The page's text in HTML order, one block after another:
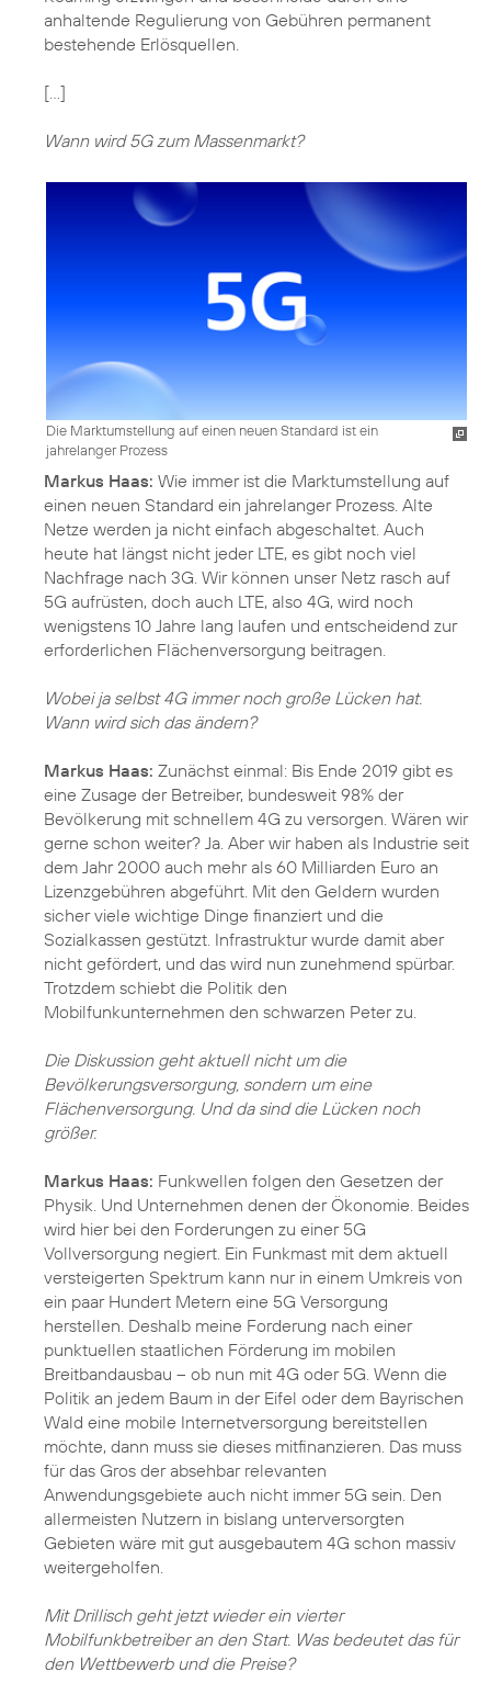
anhaltende Regulierung von Gebühren permanent
bestehende Erlösquellen.
[…]
Wann wird 5G zum Massenmarkt?
Die Marktumstellung auf einen neuen Standard ist ein
jahrelanger Prozess
Markus Haas: Wie immer ist die Marktumstellung auf
einen neuen Standard ein jahrelanger Prozess. Alte
Netze werden ja nicht einfach abgeschaltet. Auch
heute hat längst nicht jeder LTE, es gibt noch viel
Nachfrage nach 3G. Wir können unser Netz rasch auf
5G aufrüsten, doch auch LTE, also 4G, wird noch
wenigstens 10 Jahre lang laufen und entscheidend zur
erforderlichen Flächenversorgung beitragen.
Wobei ja selbst 4G immer noch große Lücken hat.
Wann wird sich das ändern?
Markus Haas: Zunächst einmal: Bis Ende 2019 gibt es
eine Zusage der Betreiber, bundesweit 98% der
Bevölkerung mit schnellem 4G zu versorgen. Wären wir
gerne schon weiter? Ja. Aber wir haben als Industrie seit
dem Jahr 2000 auch mehr als 60 Milliarden Euro an
Lizenzgebühren abgeführt. Mit den Geldern wurden
sicher viele wichtige Dinge finanziert und die
Sozialkassen gestützt. Infrastruktur wurde damit aber
nicht gefördert, und das wird nun zunehmend spürbar.
Trotzdem schiebt die Politik den
Mobilfunkunternehmen den schwarzen Peter zu.
Die Diskussion geht aktuell nicht um die
Bevölkerungsversorgung, sondern um eine
Flächenversorgung. Und da sind die Lücken noch
größer.
Markus Haas: Funkwellen folgen den Gesetzen der
Physik. Und Unternehmen denen der Ökonomie. Beides
wird hier bei den Forderungen zu einer 5G
Vollversorgung negiert. Ein Funkmast mit dem aktuell
versteigerten Spektrum kann nur in einem Umkreis von
ein paar Hundert Metern eine 5G Versorgung
herstellen. Deshalb meine Forderung nach einer
punktuellen staatlichen Förderung im mobilen
Breitbandausbau – ob nun mit 4G oder 5G. Wenn die
Politik an jedem Baum in der Eifel oder dem Bayrischen
Wald eine mobile Internetversorgung bereitstellen
möchte, dann muss sie dieses mitfinanzieren. Das muss
für das Gros der absehbar relevanten
Anwendungsgebiete auch nicht immer 5G sein. Den
allermeisten Nutzern in bislang unterversorgten
Gebieten wäre mit gut ausgebautem 4G schon massiv
weitergeholfen.
Mit Drillisch geht jetzt wieder ein vierter
Mobilfunkbetreiber an den Start. Was bedeutet das für
den Wettbewerb und die Preise?